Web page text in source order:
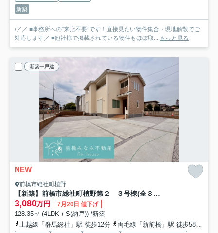
新築
/／／ ■事務所への”来店不要”です！直接見たい物件集合・現地解散でご
対応します／ ■他社様で掲載されている物件もほぼ取... もっと見る
新築一戸建
NEW
前橋市総社町植野
【新築】前橋市総社町植野第２ ３号棟(全３棟) リーブルガーデン 新築建売分譲
3,080万円 7月20日 値下げ
128.35㎡ (4LDK＋S(納戸)) /新築
上越線「群馬総社」駅 徒歩12分
両毛線「新前橋」駅 徒歩58分